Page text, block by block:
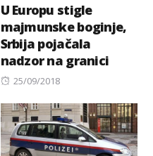
U Europu stigle
majmunske boginje,
Srbija pojačala
nadzor na granici
Posted
25/09/2018